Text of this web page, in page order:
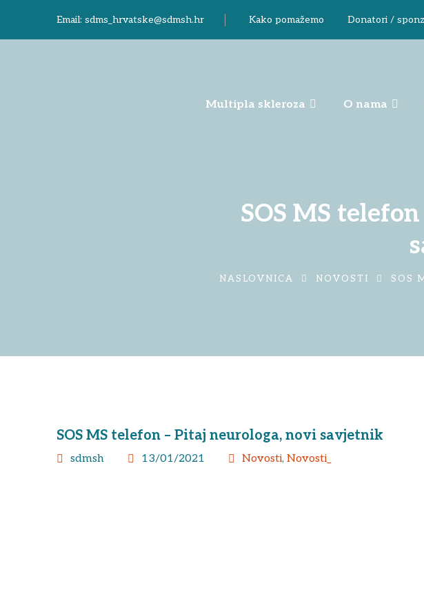
Email: sdms_hrvatske@sdmsh.hr Kako pomažemo Donatori /
Multipla skleroza O nama
SOS MS
NASLOVNICA NOVOSTI SOS
SOS MS telefon – Pitaj neurologa, novi savjetnik
sdmsh 13/01/2021 Novosti, Novosti_